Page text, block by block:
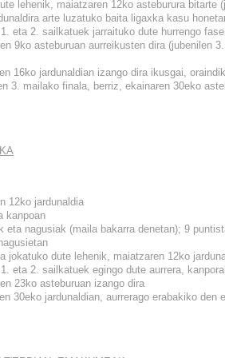
lehenik, maiatzaren 12ko asteburura bitarte
arte luzatuko baita ligaxka kasu
eta 2. sailkatuek jarraituko dute hurrengo
9ko asteburuan aurreikusten dira (jubenilen
16ko jardunaldian izango dira ikusgai,
3. mailako finala, berriz, ekainaren 30eko
12ko jardunaldia
kanpoan
eta nagusiak (maila bakarra denetan); 9
jokatuko dute lehenik, maiatzaren 12ko
eta 2. sailkatuek egingo dute aurrera,
23ko asteburuan izango dira
30eko jardunaldian, aurrerago erabakiko den